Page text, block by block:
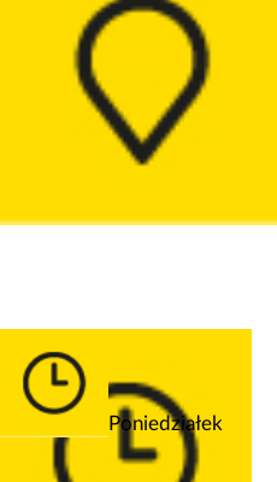
Poniedziałek